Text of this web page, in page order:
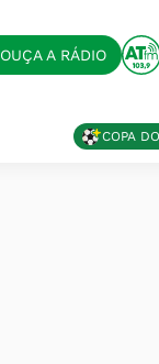
OUÇA A RÁDIO
COPA